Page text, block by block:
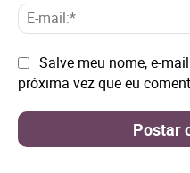
Site: Salve meu nome, e-
próxima vez que eu